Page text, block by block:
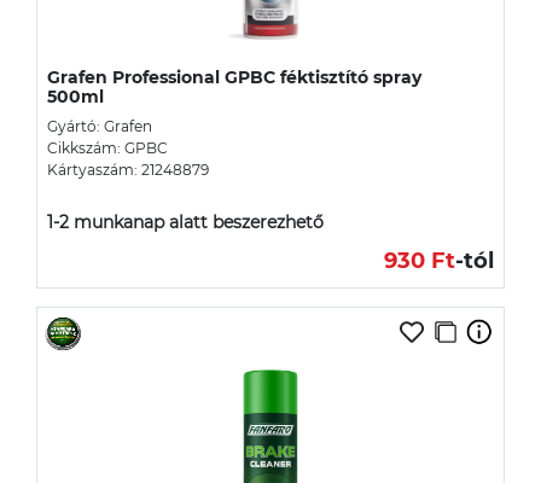
Grafen Professional GPBC féktisztító spray
500ml
Gyártó: Grafen
Cikkszám: GPBC
Kártyaszám: 21248879
1-2 munkanap alatt beszerezhető
930 Ft-tól